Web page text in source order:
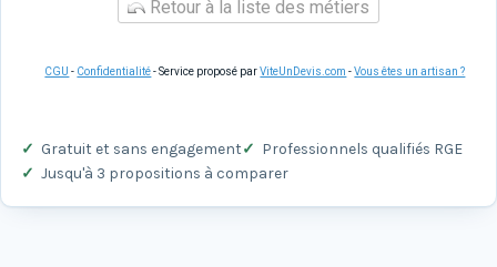
Retour à la liste des métiers
CGU - Confidentialité- Service proposé parViteUnDevis.com -Vous êtes un artisan ?
Gratuit et sans engagement
Professionnels qualifiés RGE
Jusqu'à 3 propositions à comparer